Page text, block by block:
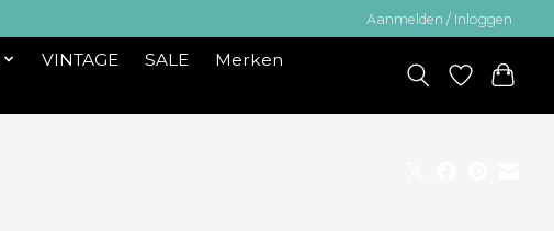
Aanmelden / Inloggen
VINTAGE SALE
Merken